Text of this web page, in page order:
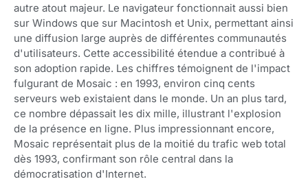
autre atout majeur. Le navigateur fonctionnait aussi bien
sur Windows que sur Macintosh et Unix, permettant ainsi
une diffusion large auprès de différentes communautés
d'utilisateurs. Cette accessibilité étendue a contribué à
son adoption rapide. Les chiffres témoignent de l'impact
fulgurant de Mosaic : en 1993, environ cinq cents
serveurs web existaient dans le monde. Un an plus tard,
ce nombre dépassait les dix mille, illustrant l'explosion
de la présence en ligne. Plus impressionnant encore,
Mosaic représentait plus de la moitié du trafic web total
dès 1993, confirmant son rôle central dans la
démocratisation d'Internet.